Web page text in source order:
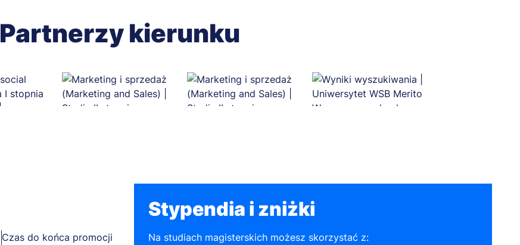
Partnerzy kierunku
Czas do końca promocji
Stypendia i zniżki
Na studiach magisterskich możesz skorzystać z: